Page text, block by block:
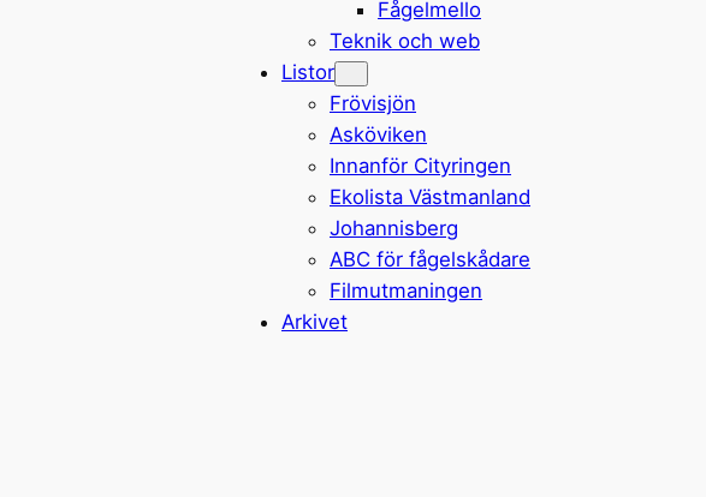
Fågelmello
Teknik och web
Listor
Frövisjön
Asköviken
Innanför Cityringen
Ekolista Västmanland
Johannisberg
ABC för fågelskådare
Filmutmaningen
Arkivet